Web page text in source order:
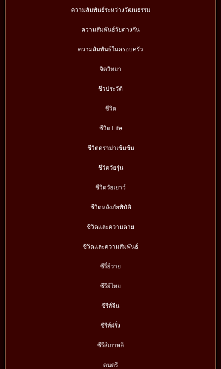
ความสัมพันธ์ระหว่างวัฒนธรรม
ความสัมพันธ์วัยต่างกัน
ความสัมพันธ์ในครอบครัว
จิตวิทยา
ชีวประวัติ
ชีวิต
ชีวิต Life
ชีวิตดราม่าเข้มข้น
ชีวิตวัยรุ่น
ชีวิตวัยเยาว์
ชีวิตหลังภัยพิบัติ
ชีวิตและความตาย
ชีวิตและความสัมพันธ์
ซีรี่ย์วาย
ซีรีย์ไทย
ซีรีส์จีน
ซีรีส์ฝรั่ง
ซีรีส์เกาหลี
ดนตรี